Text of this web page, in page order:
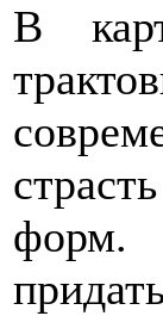
В
форм.